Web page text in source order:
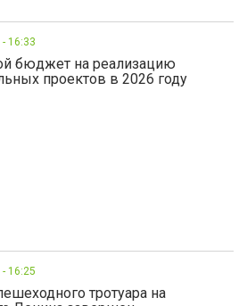
16:33
бюджет на реализацию
проектов в 2026 году
16:25
тротуара на